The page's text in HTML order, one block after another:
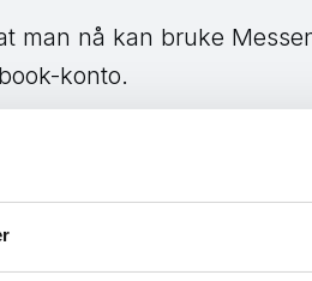
man nå kan bruke
konto.
helt uavhengig av
kontoen helt om vi
Dette er en mulighet som
er på plass, fortsetter